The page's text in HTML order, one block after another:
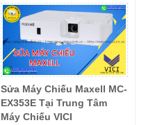
Sửa Máy Chiếu Maxell MC-
EX353E Tại Trung Tâm
Máy Chiếu VICI